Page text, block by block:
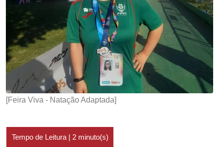
[Feira Viva - Natação Adaptada]